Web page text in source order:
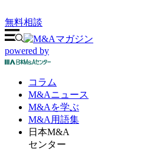
無料相談
powered by
コラム
M&Aニュース
M&Aを学ぶ
M&A 用語集
日本M&A
センター